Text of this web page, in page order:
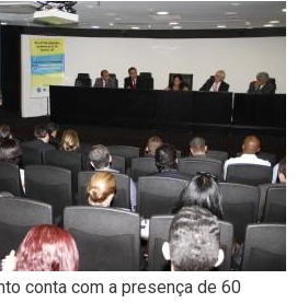
conta com a presença de 60